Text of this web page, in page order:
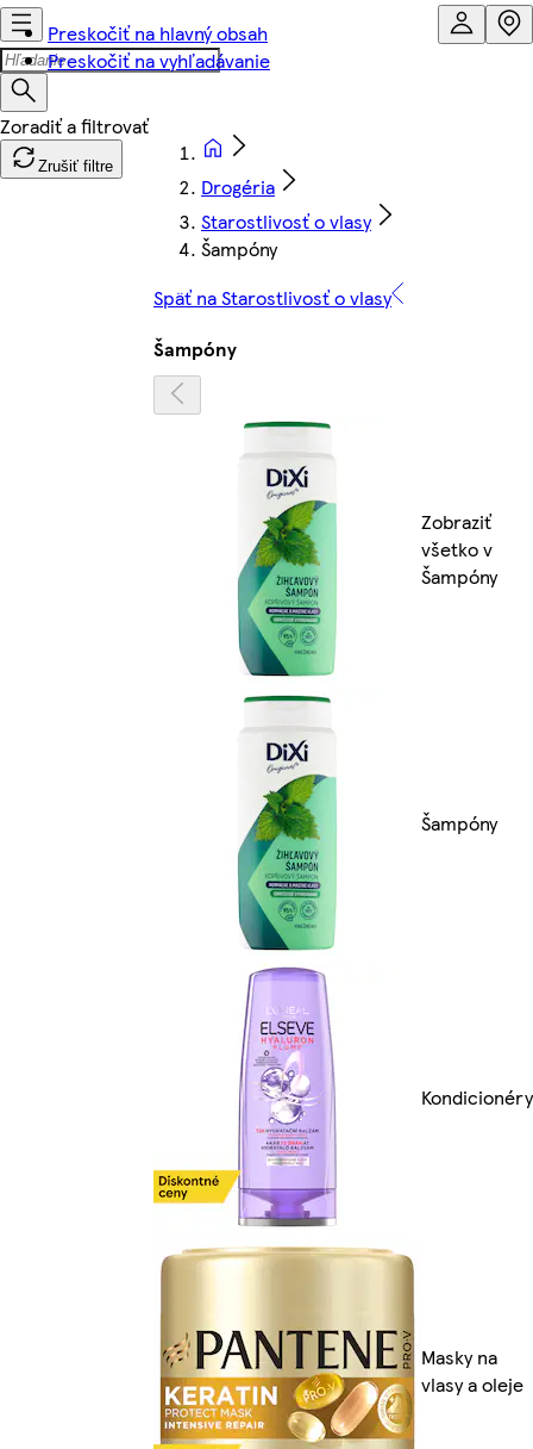
Preskočiť na hlavný obsah
Preskočiť na vyhľadávanie
Zrušiť filtre
Drogéria
Starostlivosť o vlasy
Šampóny
Späť na Starostlivosť o vlasy
Šampóny
Zobraziť
všetko v
Šampóny
Šampóny
Kondicionéry
Masky na
vlasy a oleje